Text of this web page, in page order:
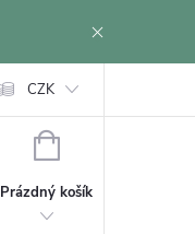
CZK
NÁKUPNÍ
Prázdný košík